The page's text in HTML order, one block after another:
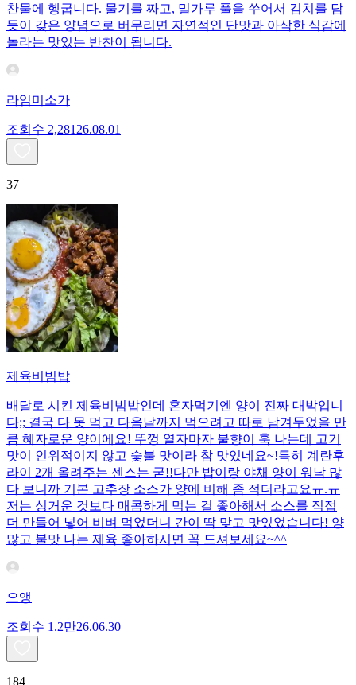
찬물에 헹굽니다. 물기를 짜고, 밀가루 풀을 쑤어서 김치를 담
듯이 갖은 양념으로 버무리면 자연적인 단맛과 아삭한 식감에
놀라는 맛있는 반찬이 됩니다.
라임미소가
조회수 2,281 26.08.01
37
제육비빔밥
배달로 시킨 제육비빔밥인데 혼자먹기엔 양이 진짜 대박입니
다;; 결국 다 못 먹고 다음날까지 먹으려고 따로 남겨두었을 만
큼 혜자로운 양이에요! 뚜껑 열자마자 불향이 훅 나는데 고기
맛이 인위적이지 않고 숯불 맛이라 참 맛있네요~!특히 계란후
라이 2개 올려주는 센스는 굳!! ​다만 밥이랑 야채 양이 워낙 많
다 보니까 기본 고추장 소스가 양에 비해 좀 적더라고요ㅠ.ㅠ
저는 싱거운 것보다 매콤하게 먹는 걸 좋아해서 소스를 직접
더 만들어 넣어 비벼 먹었더니 간이 딱 맞고 맛있었습니다! 양
많고 불맛 나는 제육 좋아하시면 꼭 드셔보세요~^^
으앵
조회수 1.2만26.06.30
184